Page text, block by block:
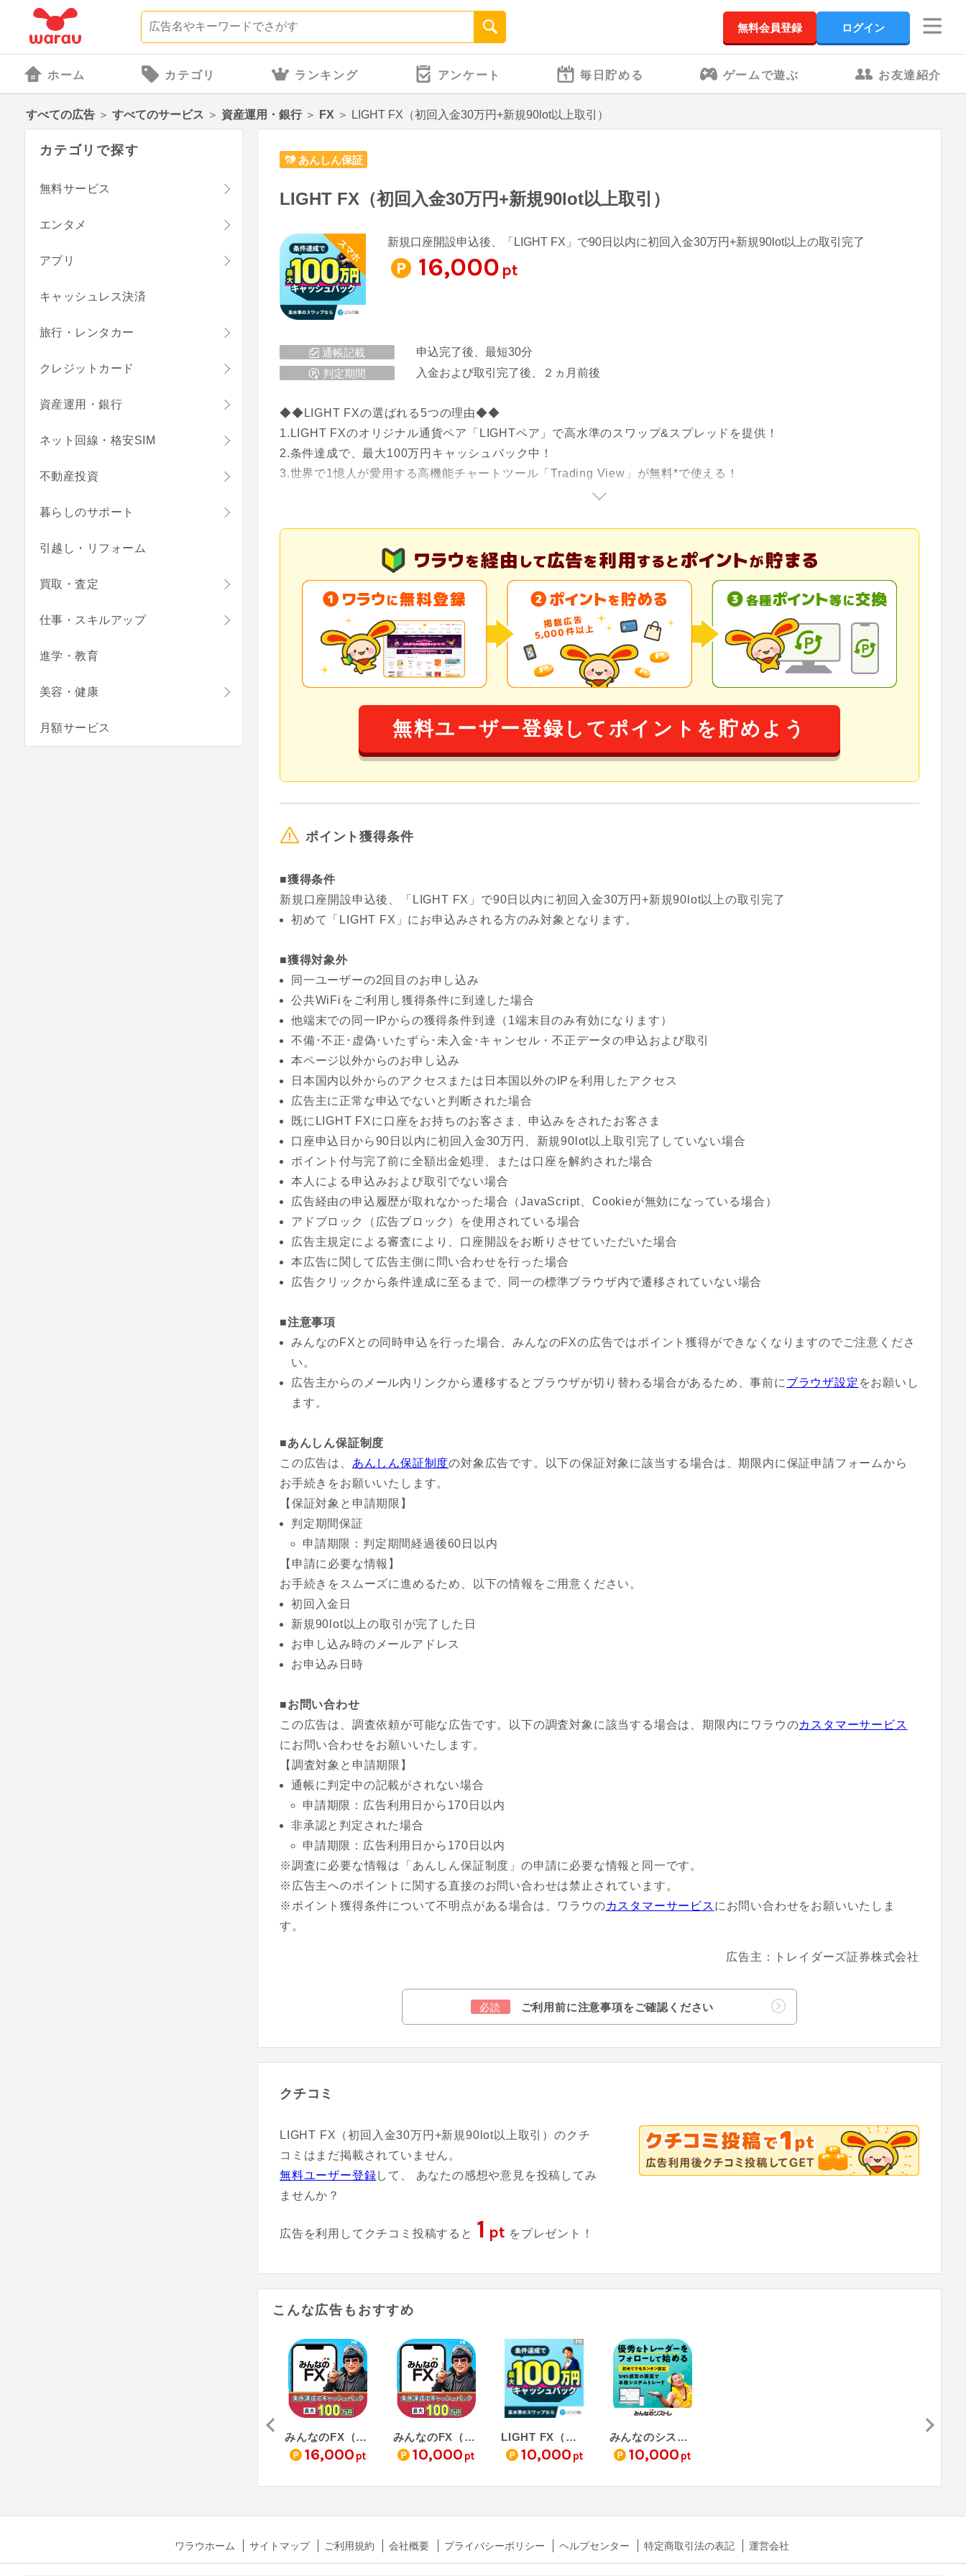
無料会員登録 ログイン
ホーム カテゴリ ランキング アンケート 毎日貯める ゲームで遊ぶ お友達紹介
すべての広告 ＞ すべてのサービス ＞ 資産運用・銀行＞ FX ＞ LIGHT FX（初回入金30万円+新規90lot以上取引）
あんしん保証
LIGHT FX（初回入金30万円+新規90lot以上取引）
スマホ 新規口座開設申込後、「LIGHT FX」で90日以内に初回入金30万円+新規90lot以上の取引完了
16,000 pt
通帳記載
申込完了後、最短30分
判定期間
入金および取引完了後、２ヵ月前後
◆◆LIGHT FXの選ばれる5つの理由◆◆
1.LIGHT FXのオリジナル通貨ペア「LIGHTペア」で高水準のスワップ&スプレッドを提供！
2.条件達成で、最大100万円キャッシュバック中！
3.世界で1憶人が愛用する高機能チャートツール「Trading View」が無料*で使える！
*一部機能に制限あり
無料ユーザー登録してポイントを貯めよう
ポイント獲得条件
■獲得条件
新規口座開設申込後、「LIGHT FX」で90日以内に初回入金30万円+新規90lot以上の取引完了
初めて「LIGHT FX」にお申込みされる方のみ対象となります。
■獲得対象外
同一ユーザーの2回目のお申し込み
公共WiFiをご利用し獲得条件に到達した場合
他端末での同一IPからの獲得条件到達（1端末目のみ有効になります）
不備･不正･虚偽･いたずら･未入金･キャンセル・不正データの申込および取引
本ページ以外からのお申し込み
日本国内以外からのアクセスまたは日本国以外のIPを利用したアクセス
広告主に正常な申込でないと判断された場合
既にLIGHT FXに口座をお持ちのお客さま、申込みをされたお客さま
口座申込日から90日以内に初回入金30万円、新規90lot以上取引完了していない場合
ポイント付与完了前に全額出金処理、または口座を解約された場合
本人による申込みおよび取引でない場合
広告経由の申込履歴が取れなかった場合（JavaScript、Cookieが無効になっている場合）
アドブロック（広告ブロック）を使用されている場合
広告主規定による審査により、口座開設をお断りさせていただいた場合
本広告に関して広告主側に問い合わせを行った場合
広告クリックから条件達成に至るまで、同一の標準ブラウザ内で遷移されていない場合
■注意事項
みんなのFXとの同時申込を行った場合、みんなのFXの広告ではポイント獲得ができなくなりますのでご注意くださ
い。
広告主からのメール内リンクから遷移するとブラウザが切り替わる場合があるため、事前に ブラウザ設定 をお願いし
ます。
■あんしん保証制度
この広告は、 あんしん保証制度の対象広告です。以下の保証対象に該当する場合は、期限内に保証申請フォームから
お手続きをお願いいたします。
【保証対象と申請期限】
判定期間保証
申請期限：判定期間経過後60日以内
【申請に必要な情報】
お手続きをスムーズに進めるため、以下の情報をご用意ください。
初回入金日
新規90lot以上の取引が完了した日
お申し込み時のメールアドレス
お申込み日時
■お問い合わせ
この広告は、調査依頼が可能な広告です。以下の調査対象に該当する場合は、期限内にワラウのカスタマーサービス
にお問い合わせをお願いいたします。
【調査対象と申請期限】
通帳に判定中の記載がされない場合
申請期限：広告利用日から170日以内
非承認と判定された場合
申請期限：広告利用日から170日以内
※調査に必要な情報は「あんしん保証制度」の申請に必要な情報と同一です。
※広告主へのポイントに関する直接のお問い合わせは禁止されています。
※ポイント獲得条件について不明点がある場合は、ワラウのカスタマーサービス にお問い合わせをお願いいたしま
す。
広告主：トレイダーズ証券株式会社
必読 ご利用前に注意事項をご確認ください
クチコミ
LIGHT FX（初回入金30万円+新規90lot以上取引）のクチ
コミはまだ掲載されていません。
無料ユーザー登録して、 あなたの感想や意見を投稿してみ
ませんか？
広告を利用してクチコミ投稿すると 1 pt をプレゼント！
こんな広告もおすすめ
みんなのFX（初回入金10万円+新規90lot以上の取引完了）
16,000 pt
みんなのFX（新規90lot以上取引）
10,000 pt
LIGHT FX（新規90lot以上取引）
10,000 pt
みんなのシストレ
10,000 pt
カテゴリで探す
無料サービス
エンタメ
アプリ
キャッシュレス決済
旅行・レンタカー
クレジットカード
資産運用・銀行
ネット回線・格安SIM
不動産投資
暮らしのサポート
引越し・リフォーム
買取・査定
仕事・スキルアップ
進学・教育
美容・健康
月額サービス
ワラウホーム サイトマップ ご利用規約 会社概要 プライバシーポリシー ヘルプセンター 特定商取引法の表記 運営会社